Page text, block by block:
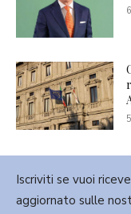
Iscriviti se vuoi
aggiornato sulle